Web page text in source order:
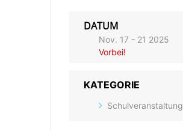
DATUM
Nov. 17 - 21 2025
Vorbei!
KATEGORIE
Schulveranstaltung